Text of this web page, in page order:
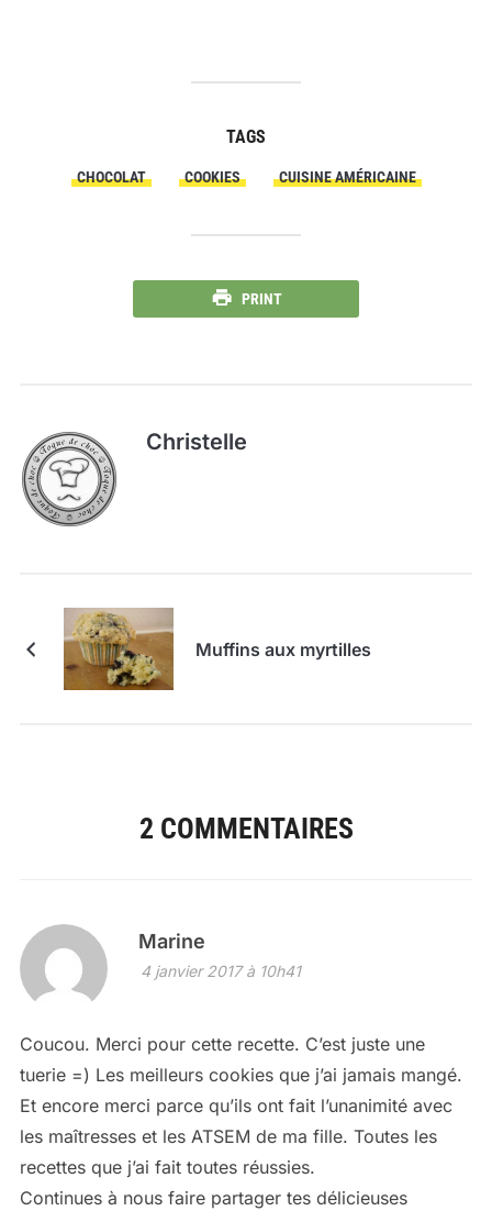
TAGS
CHOCOLAT COOKIES CUISINE AMÉRICAINE
PRINT
Christelle
Muffins aux myrtilles
2 COMMENTAIRES
Marine
4 janvier 2017 à 10h41
Coucou. Merci pour cette recette. C’est juste une
tuerie =) Les meilleurs cookies que j’ai jamais mangé.
Et encore merci parce qu’ils ont fait l’unanimité avec
les maîtresses et les ATSEM de ma fille. Toutes les
recettes que j’ai fait toutes réussies.
Continues à nous faire partager tes délicieuses